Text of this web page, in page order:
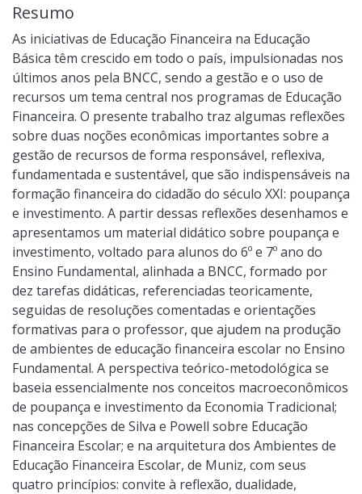
Resumo
As iniciativas de Educação Financeira na Educação
Básica têm crescido em todo o país, impulsionadas nos
últimos anos pela BNCC, sendo a gestão e o uso de
recursos um tema central nos programas de Educação
Financeira. O presente trabalho traz algumas reflexões
sobre duas noções econômicas importantes sobre a
gestão de recursos de forma responsável, reflexiva,
fundamentada e sustentável, que são indispensáveis na
formação financeira do cidadão do século XXI: poupança
e investimento. A partir dessas reflexões desenhamos e
apresentamos um material didático sobre poupança e
investimento, voltado para alunos do 6º e 7º ano do
Ensino Fundamental, alinhada a BNCC, formado por
dez tarefas didáticas, referenciadas teoricamente,
seguidas de resoluções comentadas e orientações
formativas para o professor, que ajudem na produção
de ambientes de educação financeira escolar no Ensino
Fundamental. A perspectiva teórico-metodológica se
baseia essencialmente nos conceitos macroeconômicos
de poupança e investimento da Economia Tradicional;
nas concepções de Silva e Powell sobre Educação
Financeira Escolar; e na arquitetura dos Ambientes de
Educação Financeira Escolar, de Muniz, com seus
quatro princípios: convite à reflexão, dualidade,